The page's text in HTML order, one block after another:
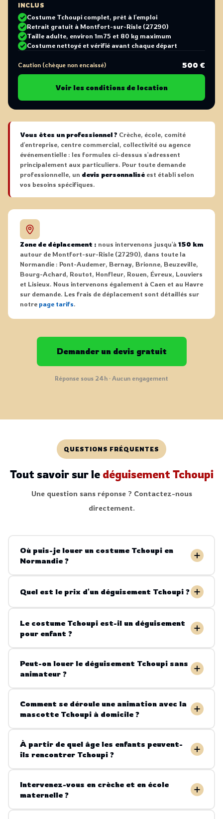
INCLUS
Costume Tchoupi complet, prêt à l'emploi
Retrait gratuit à Montfort-sur-Risle (27290)
Taille adulte, environ 1m75 et 80 kg maximum
Costume nettoyé et vérifié avant chaque départ
Caution (chèque non encaissé) 500 €
Voir les conditions de location
Vous êtes un professionnel ? Crèche, école, comité
d'entreprise, centre commercial, collectivité ou agence
événementielle : les formules ci-dessus s'adressent
principalement aux particuliers. Pour toute demande
professionnelle, un devis personnalisé est établi selon
vos besoins spécifiques.
Zone de déplacement : nous intervenons jusqu'à150 km
autour de Montfort-sur-Risle (27290), dans toute la
Normandie : Pont-Audemer, Bernay, Brionne, Beuzeville,
Bourg-Achard, Routot, Honfleur, Rouen, Évreux, Louviers
et Lisieux. Nous intervenons également à Caen et au Havre
sur demande. Les frais de déplacement sont détaillés sur
notrepage tarifs.
Demander un devis gratuit
Réponse sous 24h · Aucun engagement
QUESTIONS FRÉQUENTES
Tout savoir sur le déguisement Tchoupi
Une question sans réponse ? Contactez-nous
directement.
Où puis-je louer un costume Tchoupi en
Normandie ?
Quel est le prix d'un déguisement Tchoupi ?
Le costume Tchoupi est-il un déguisement
pour enfant ?
Peut-on louer le déguisement Tchoupi sans
animateur ?
Comment se déroule une animation avec la
mascotte Tchoupi à domicile ?
À partir de quel âge les enfants peuvent-
ils rencontrer Tchoupi ?
Intervenez-vous en crèche et en école
maternelle ?